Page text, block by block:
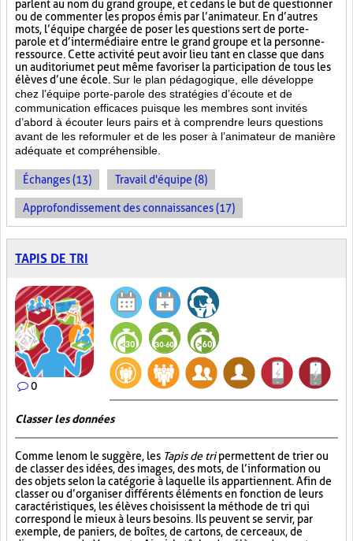
parlent au nom du grand groupe, et ce dans le but de questionner
ou de commenter les propos émis par l’animateur. En d’autres
mots, l’équipe chargée de poser les questions sert de porte-
parole et d’intermédiaire entre le grand groupe et la personne-
ressource. Cette activité peut avoir lieu tant en classe que dans
un auditorium et peut même favoriser la participation de tous les
élèves d’une école. Sur le plan pédagogique, elle développe
chez l’équipe porte-parole des stratégies d’écoute et de
communication efficaces puisque les membres sont invités
d’abord à écouter leurs pairs et à comprendre leurs questions
avant de les reformuler et de les poser à l’animateur de manière
adéquate et compréhensible.
Échanges (13) Travail d'équipe (8)
Approfondissement des connaissances (17)
TAPIS DE TRI
0
Classer les données
Comme le nom le suggère, les Tapis de tripermettent de trier ou
de classer des idées, des images, des mots, de l’information ou
des objets selon la catégorie à laquelle ils appartiennent. Afin de
classer ou d’organiser différents éléments en fonction de leurs
caractéristiques, les élèves choisissent la méthode de tri qui
correspond le mieux à leurs besoins. Ils peuvent se servir, par
exemple, de paniers, de boîtes, de cartons, de cerceaux, de